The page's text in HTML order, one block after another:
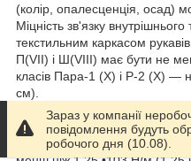
(колір, опалесценція, осад)
Міцність зв'язку
текстильним каркасом
П(VII) і Ш(VIII) має бути не
класів Пара-1 (X) і P-2 (X) —
см).
Для рукавів, яким присвоєно
зв'язку рукавів класів В(II),
ніж 1,5•103 Н/м (1,5 кгс/см),
Зараз у компанії
повідомлення будуть
робочого дня (10.08).